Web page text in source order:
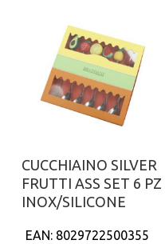
Aggiungi al carrello
CUCCHIAINO SILVER
FRUTTI ASS SET 6 PZ
INOX/SILICONE
EAN: 8029722500355